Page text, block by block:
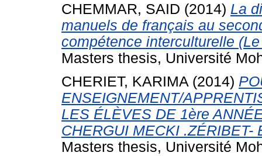
CHEMMAR, SAID (2014) La
manuels de français au
compétence interculturelle
Masters thesis, Université
CHERIET, KARIMA (2014)
ENSEIGNEMENT/
LES ÉLÈVES DE 1ère
CHERGUI MECKI .ZÉRIBET-
Masters thesis, Université